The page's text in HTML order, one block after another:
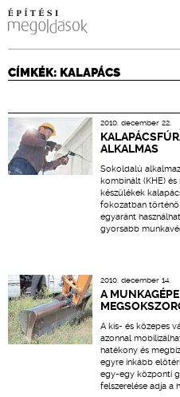
CPR
ÉPÍTÉSI
ONLINE
CÍMKÉK: KALAPÁCS
2010. december 22.
ALKALMAS
Sokoldalú
kombinált (KHE)
készülékek
fokozatban történő
egyaránt
gyorsabb
2010. december 14.
A
A kis- és közepes
azonnal
hatékony és
egyre inkább
egy-egy központi
felszerelése adja a